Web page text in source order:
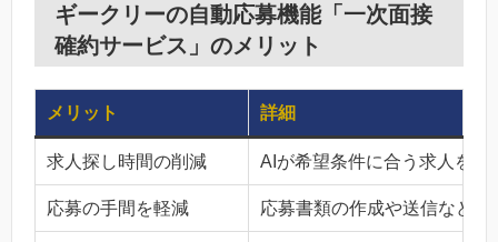
ギークリーの自動応募機能「一次面接
確約サービス」のメリット
メリット 詳細
求人探し時間の削減 AIが希望条件に合う求人を
応募の手間を軽減 応募書類の作成や送信など